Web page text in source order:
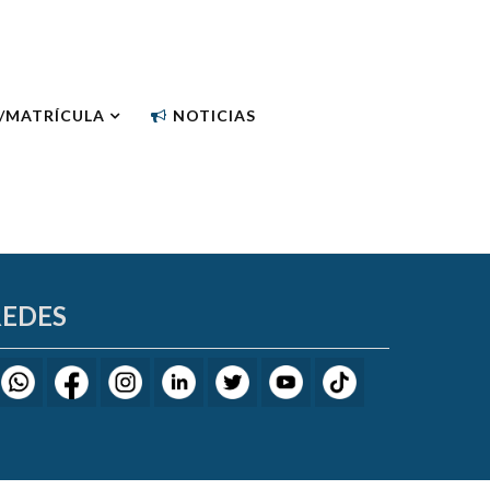
MATRÍCULA NOTICIAS